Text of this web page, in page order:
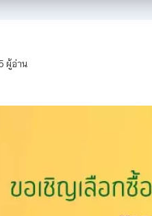
ผู้อ่าน